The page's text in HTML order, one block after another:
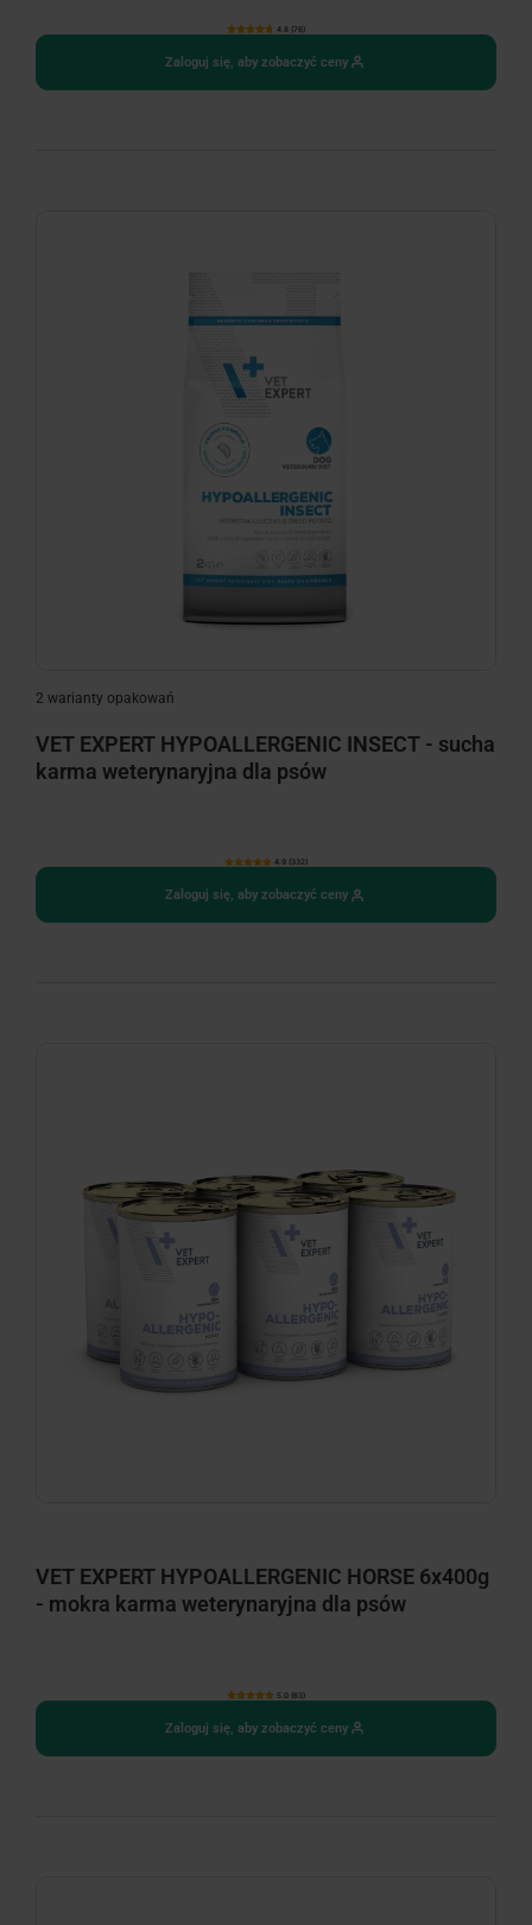
4.8 (76)
Zaloguj się, aby zobaczyć ceny
2 warianty opakowań
VET EXPERT HYPOALLERGENIC INSECT - sucha
karma weterynaryjna dla psów
4.9 (332)
Zaloguj się, aby zobaczyć ceny
VET EXPERT HYPOALLERGENIC HORSE 6x400g
- mokra karma weterynaryjna dla psów
5.0 (63)
Zaloguj się, aby zobaczyć ceny